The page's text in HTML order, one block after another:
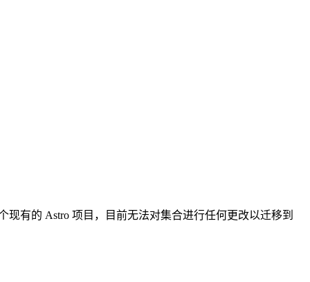
有的 Astro 项目，目前无法对集合进行任何更改以迁移到